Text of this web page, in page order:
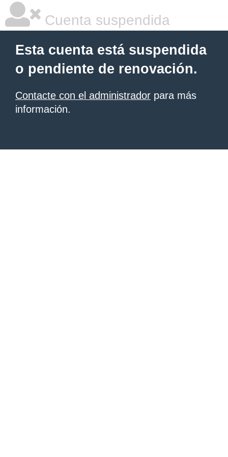
Cuenta suspendida
Esta cuenta está suspendida
o pendiente de renovación.
Contacte con el administrador para más
información.